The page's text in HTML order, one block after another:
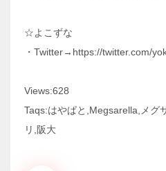
☆よこずな
・Twitter→https://twitter.com/
Views:628
Taqs:はやぱと,Megsarella,メグ
リ,阪大